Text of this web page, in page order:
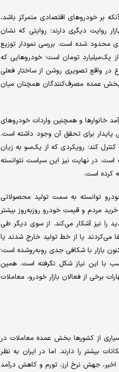
بر خودروهای اقتصادی متمرکز باشد،
روایت دیگری دارند؛ روایتی که نشان
محدود شده است. بررسی نمودار توزیع
قیمت کمتر از یک‌میلیارد تومان است؛ خودروهایی که
در واقع تصویری روشن از ساختار فعلی
بخش عمده مصرف‌کنندگان همچنان میان
خانوارها و همچنین واردات خودروهای
برای تحقق آن وجود داشته است.
کند؛ رویکردی که از یک‌سو به زیان
در نهایت نیز این سیاست نتوانسته
کرده است.
توانسته به سمت تولید محصولاتی
مردم و قیمت خودرو روزبه‌روز بیشتر
نیز آشکار می‌کند. از سوی دیگر طی
می‌کردند یا از خط تولید خارج شدند یا
بازار با شکافی جدی روبه‌روشده است؛
با این نیاز شکل نگرفته است. همین
برخی از فعالان بازار خودرو، معاملات
از کشورها بخش عمده معاملات در
بیشتر را دارند. اما در ایران به نظر
جهش نرخ ارز، تورم و کاهش درآمد